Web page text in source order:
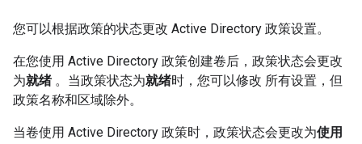
您可以根据政策的状态更改 Active Directory 政策设置。
在您使用 Active Directory 政策创建卷后，政策状态会更改
为就绪 。当政策状态为就绪时，您可以修改 所有设置，但
政策名称和区域除外。
当卷使用 Active Directory 政策时，政策状态会更改为使用